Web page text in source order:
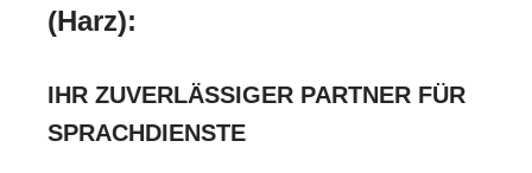
(Harz):
IHR ZUVERLÄSSIGER PARTNER FÜR
SPRACHDIENSTE